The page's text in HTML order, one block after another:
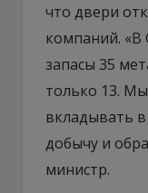
что двери
компаний. «В
запасы 35
только 13.
вкладывать
добычу и
министр.